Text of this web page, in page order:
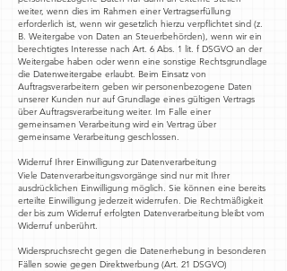
weiter, wenn dies im Rahmen einer Vertragserfüllung
erforderlich ist, wenn wir gesetzlich hierzu verpflichtet sind (z.
B. Weitergabe von Daten an Steuerbehörden), wenn wir ein
berechtigtes Interesse nach Art. 6 Abs. 1 lit. f DSGVO an der
Weitergabe haben oder wenn eine sonstige Rechtsgrundlage
die Datenweitergabe erlaubt. Beim Einsatz von
Auftragsverarbeitern geben wir personenbezogene Daten
unserer Kunden nur auf Grundlage eines gültigen Vertrags
über Auftragsverarbeitung weiter. Im Falle einer
gemeinsamen Verarbeitung wird ein Vertrag über
gemeinsame Verarbeitung geschlossen.
Widerruf Ihrer Einwilligung zur Datenverarbeitung
Viele Datenverarbeitungsvorgänge sind nur mit Ihrer
ausdrücklichen Einwilligung möglich. Sie können eine bereits
erteilte Einwilligung jederzeit widerrufen. Die Rechtmäßigkeit
der bis zum Widerruf erfolgten Datenverarbeitung bleibt vom
Widerruf unberührt.
Widerspruchsrecht gegen die Datenerhebung in besonderen
Fällen sowie gegen Direktwerbung (Art. 21 DSGVO)